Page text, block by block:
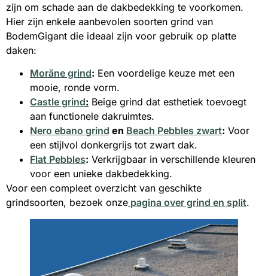
zijn om schade aan de dakbedekking te voorkomen.
Hier zijn enkele aanbevolen soorten grind van
BodemGigant die ideaal zijn voor gebruik op platte
daken:
Moräne grind: Een voordelige keuze met een
mooie, ronde vorm.
Castle grind: Beige grind dat esthetiek toevoegt
aan functionele dakruimtes.
Nero ebano grind en Beach Pebbles zwart: Voor
een stijlvol donkergrijs tot zwart dak.
Flat Pebbles: Verkrijgbaar in verschillende kleuren
voor een unieke dakbedekking.
Voor een compleet overzicht van geschikte
grindsoorten, bezoek onze pagina over grind en split.